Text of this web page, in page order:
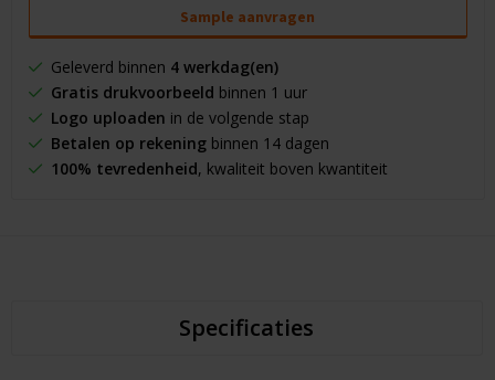
Sample aanvragen
Geleverd binnen 4 werkdag(en)
Gratis drukvoorbeeld binnen 1 uur
Logo uploaden in de volgende stap
Betalen op rekeningbinnen 14 dagen
100% tevredenheid, kwaliteit boven kwantiteit
Specificaties